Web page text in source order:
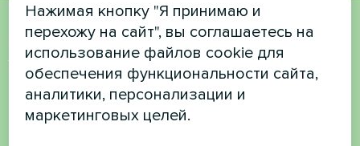
Хотите купить или у вас
есть вопросы?
Свяжитесь с нами, и мы поможем вам
Нажимая кнопку "Я принимаю и
перехожу на сайт", вы соглашаетесь на
использование файлов cookie для
обеспечения функциональности сайта,
аналитики, персонализации и
маркетинговых целей.